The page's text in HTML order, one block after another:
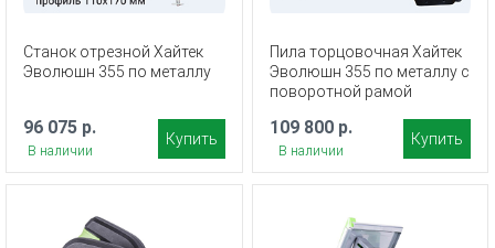
Cтанок отрезной Хайтек
Эволюшн 355 по металлу
96 075 р.
В наличии
Купить
Пила торцовочная Хайтек
Эволюшн 355 по металлу с
поворотной рамой
109 800 р.
В наличии
Купить